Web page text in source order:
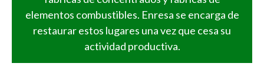
elementos combustibles. Enresa se encarga de
restaurar estos lugares una vez que cesa su
actividad productiva.